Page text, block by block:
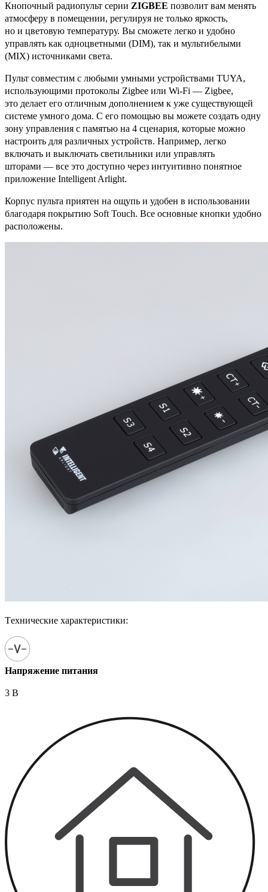
Кнопочный радиопульт серии ZIGBEE позволит вам менять
атмосферу в помещении, регулируя не только яркость,
но и цветовую температуру. Вы сможете легко и удобно
управлять как одноцветными (DIM), так и мультибелыми
(MIX) источниками света.
Пульт совместим с любыми умными устройствами TUYA,
использующими протоколы Zigbee или Wi-Fi — Zigbee,
это делает его отличным дополнением к уже существующей
системе умного дома. С его помощью вы можете создать одну
зону управления с памятью на 4 сценария, которые можно
настроить для различных устройств. Например, легко
включать и выключать светильники или управлять
шторами — все это доступно через интуитивно понятное
приложение Intelligent Arlight.
Корпус пульта приятен на ощупь и удобен в использовании
благодаря покрытию Soft Touch. Все основные кнопки удобно
расположены.
Технические характеристики:
Напряжение питания
3 В